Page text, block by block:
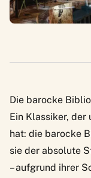
Die barocke
Ein Klassiker, der
hat: die barocke
sie der absolute
– aufgrund ihrer